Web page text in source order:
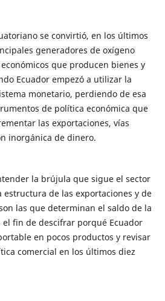
se convirtió, en los últimos
generadores de oxígeno
que producen bienes y
Ecuador empezó a utilizar la
monetario, perdiendo de esa
de política económica que
las exportaciones, vías
inorgánica de dinero.
la brújula que sigue el sector
estructura de las exportaciones y de
las que determinan el saldo de la
el fin de descifrar porqué Ecuador
en pocos productos y revisar
comercial en los últimos diez